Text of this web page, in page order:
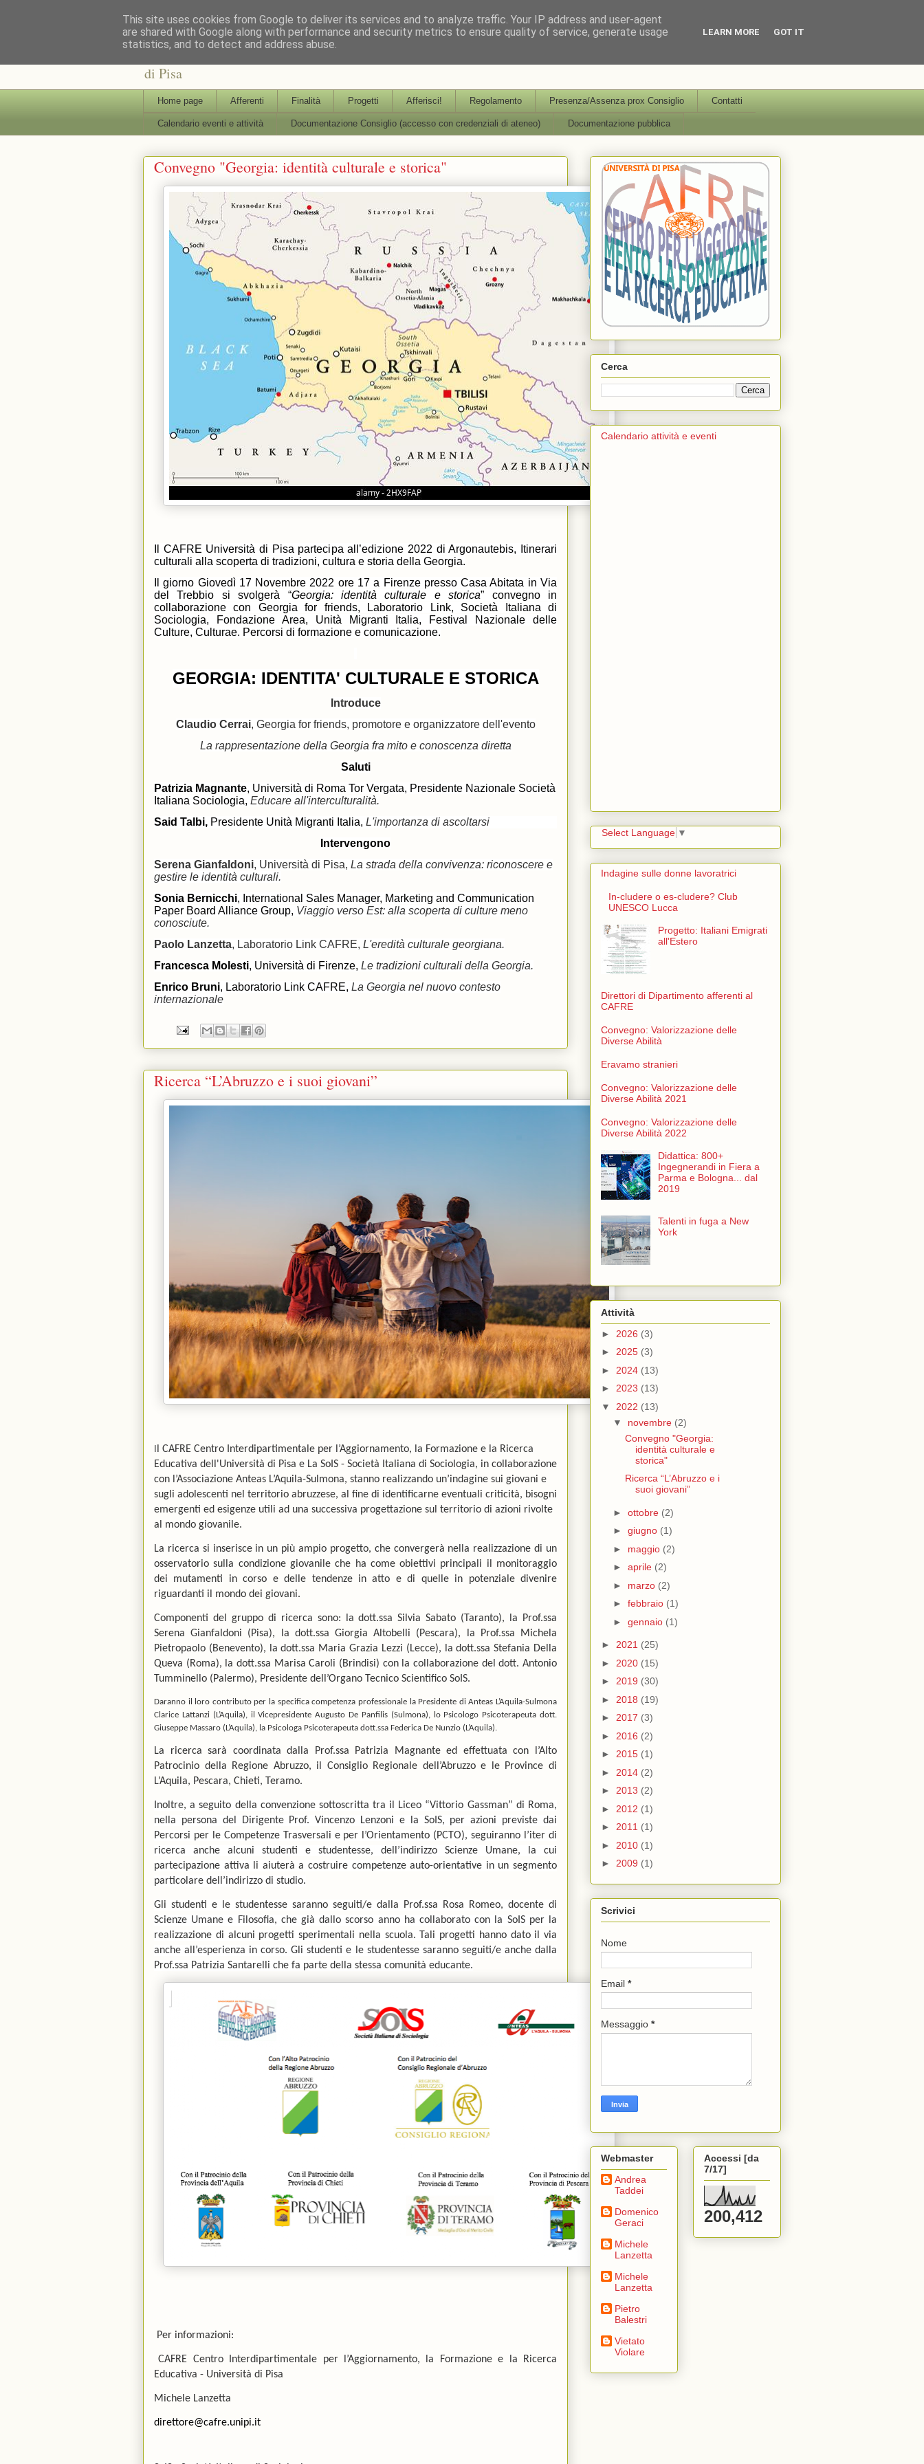
: : CAFRE : : Centro Interdipartimentale per l'Aggiornamento, la Formazione e la Ricerca Educativa Università
di Pisa
Home page Afferenti Finalità Progetti Afferisci! Regolamento Presenza/Assenza prox Consiglio Contatti
Calendario eventi e attività Documentazione Consiglio (accesso con credenziali di ateneo) Documentazione pubblica
Convegno "Georgia: identità culturale e storica"
Il CAFRE Università di Pisa partecipa all’edizione 2022 di Argonautebis, Itinerari
culturali alla scoperta di tradizioni, cultura e storia della Georgia.
Il giorno Giovedì 17 Novembre 2022 ore 17 a Firenze presso Casa Abitata in Via
del Trebbio si svolgerà “Georgia: identità culturale e storica” convegno in
collaborazione con Georgia for friends, Laboratorio Link, Società Italiana di
Sociologia, Fondazione Area, Unità Migranti Italia, Festival Nazionale delle
Culture, Culturae. Percorsi di formazione e comunicazione.
GEORGIA: IDENTITA' CULTURALE E STORICA
Introduce
Claudio Cerrai, Georgia for friends, promotore e organizzatore dell'evento
La rappresentazione della Georgia fra mito e conoscenza diretta
Saluti
Patrizia Magnante, Università di Roma Tor Vergata, Presidente Nazionale Società
Italiana Sociologia, Educare all'interculturalità.
Said Talbi, Presidente Unità Migranti Italia, L'importanza di ascoltarsi
Intervengono
Serena Gianfaldoni, Università di Pisa, La strada della convivenza: riconoscere e
gestire le identità culturali.
Sonia Bernicchi, International Sales Manager, Marketing and Communication
Paper Board Alliance Group, Viaggio verso Est: alla scoperta di culture meno
conosciute.
Paolo Lanzetta, Laboratorio Link CAFRE, L'eredità culturale georgiana.
Francesca Molesti, Università di Firenze, Le tradizioni culturali della Georgia.
Enrico Bruni, Laboratorio Link CAFRE, La Georgia nel nuovo contesto
internazionale
Ricerca “L’Abruzzo e i suoi giovani”
l CAFRE Centro Interdipartimentale per l’Aggiornamento, la Formazione e la Ricerca
Educativa dell'Università di Pisa e La SoIS - Società Italiana di Sociologia, in collaborazione
con l’Associazione Anteas L’Aquila-Sulmona, stanno realizzando un’indagine sui giovani e
sugli adolescenti nel territorio abruzzese, al fine di identificarne eventuali criticità, bisogni
emergenti ed esigenze utili ad una successiva progettazione sul territorio di azioni rivolte
al mondo giovanile.
La ricerca si inserisce in un più ampio progetto, che convergerà nella realizzazione di un
osservatorio sulla condizione giovanile che ha come obiettivi principali il monitoraggio
dei mutamenti in corso e delle tendenze in atto e di quelle in potenziale divenire
riguardanti il mondo dei giovani.
Componenti del gruppo di ricerca sono: la dott.ssa Silvia Sabato (Taranto), la Prof.ssa
Serena Gianfaldoni (Pisa), la dott.ssa Giorgia Altobelli (Pescara), la Prof.ssa Michela
Pietropaolo (Benevento), la dott.ssa Maria Grazia Lezzi (Lecce), la dott.ssa Stefania Della
Queva (Roma), la dott.ssa Marisa Caroli (Brindisi) con la collaborazione del dott. Antonio
Tumminello (Palermo), Presidente dell’Organo Tecnico Scientifico SoIS.
Daranno il loro contributo per la specifica competenza professionale la Presidente di Anteas L’Aquila-Sulmona
Clarice Lattanzi (L’Aquila), il VicepresidenteAugusto De Panfilis (Sulmona), lo Psicologo Psicoterapeuta dott.
Giuseppe Massaro (L’Aquila), la Psicologa Psicoterapeuta dott.ssa Federica De Nunzio (L’Aquila).
La ricerca sarà coordinata dalla Prof.ssa Patrizia Magnante ed effettuata con l’Alto
Patrocinio della Regione Abruzzo, il Consiglio Regionale dell’Abruzzo e le Province di
L’Aquila, Pescara, Chieti, Teramo.
Inoltre, a seguito della convenzione sottoscritta tra il Liceo “Vittorio Gassman” di Roma,
nella persona del Dirigente Prof. Vincenzo Lenzoni e la SoIS, per azioni previste dai
Percorsi per le Competenze Trasversali e per l’Orientamento (PCTO), seguiranno l’iter di
ricerca anche alcuni studenti e studentesse, dell’indirizzo Scienze Umane, la cui
partecipazione attiva li aiuterà a costruire competenze auto-orientative in un segmento
particolare dell’indirizzo di studio.
Gli studenti e le studentesse saranno seguiti/e dalla Prof.ssa Rosa Romeo, docente di
Scienze Umane e Filosofia, che già dallo scorso anno ha collaborato con la SoIS per la
realizzazione di alcuni progetti sperimentali nella scuola. Tali progetti hanno dato il via
anche all’esperienza in corso. Gli studenti e le studentesse saranno seguiti/e anche dalla
Prof.ssa Patrizia Santarelli che fa parte della stessa comunità educante.
Per informazioni:
CAFRE Centro Interdipartimentale per l’Aggiornamento, la Formazione e la Ricerca
Educativa - Università di Pisa
Michele Lanzetta
direttore@cafre.unipi.it
Cerca
Calendario attività e eventi
Select Language ▼
Indagine sulle donne lavoratrici
In-cludere o es-cludere? Club
UNESCO Lucca
Progetto: Italiani Emigrati
all'Estero
Direttori di Dipartimento afferenti al
CAFRE
Convegno: Valorizzazione delle
Diverse Abilità
Eravamo stranieri
Convegno: Valorizzazione delle
Diverse Abilità 2021
Convegno: Valorizzazione delle
Diverse Abilità 2022
Didattica: 800+
Ingegnerandi in Fiera a
Parma e Bologna... dal
2019
Talenti in fuga a New
York
Attività
► 2026 (3)
► 2025 (3)
► 2024 (13)
► 2023 (13)
▼ 2022 (13)
▼ novembre (2)
Convegno "Georgia:
identità culturale e
storica"
Ricerca “L’Abruzzo e i
suoi giovani”
► ottobre (2)
► giugno (1)
► maggio (2)
► aprile (2)
► marzo (2)
► febbraio (1)
► gennaio (1)
► 2021 (25)
► 2020 (15)
► 2019 (30)
► 2018 (19)
► 2017 (3)
► 2016 (2)
► 2015 (1)
► 2014 (2)
► 2013 (2)
► 2012 (1)
► 2011 (1)
► 2010 (1)
► 2009 (1)
Scrivici
Nome
Email *
Messaggio *
Webmaster
Andrea
Taddei
Domenico
Geraci
Michele
Lanzetta
Michele
Lanzetta
Pietro
Balestri
Vietato
Violare
Accessi [da
7/17]
200,412
This site uses cookies from Google to deliver its services and to analyze traffic. Your IP address and user-agent
are shared with Google along with performance and security metrics to ensure quality of service, generate usage
statistics, and to detect and address abuse.
LEARN MORE GOT IT